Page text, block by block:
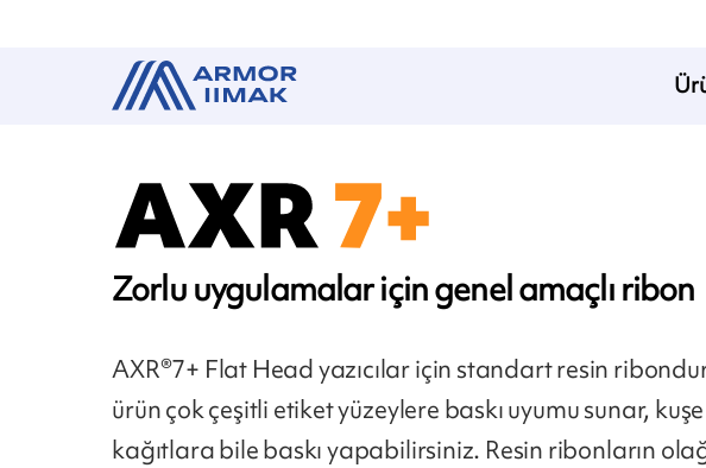
Zorlu uygulamalar için genel amaçlı ribon
AXR®7+ Flat Head yazıcılar için standart resin
ürün çok çeşitli etiket yüzeylere baskı uyumu sunar, kuşe
kağıtlara bile baskı yapabilirsiniz. Resin ribonların